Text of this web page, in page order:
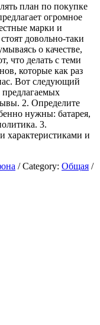
план по покупке
огромное
марки и
довольно-таки
о качестве,
что делать с теми
которые как раз
Вот следующий
предлагаемых
2. Определите
нужны: батарея,
3.
характеристиками и
/ Category: Общая /